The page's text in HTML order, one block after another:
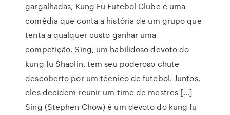
gargalhadas, Kung Fu Futebol Clube é uma
comédia que conta a história de um grupo que
tenta a qualquer custo ganhar uma
competição. Sing, um habilidoso devoto do
kung fu Shaolin, tem seu poderoso chute
descoberto por um técnico de futebol. Juntos,
eles decidem reunir um time de mestres […]
Sing (Stephen Chow) é um devoto do kung fu